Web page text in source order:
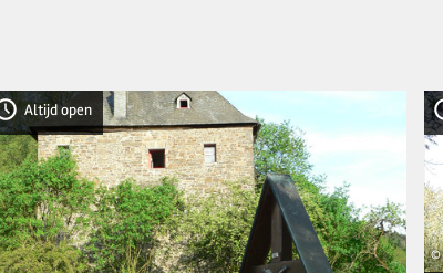
Altijd open
©